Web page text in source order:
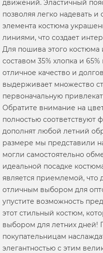
движений. Эластичный
позволяя легко надевать
элемента костюма
линиями, что создает
Для пошива этого костюма
составом 35% хлопка и
отличное качество и
выдерживает множество
первоначальную
Обратите внимание на
полностью соответствуют
дополнят любой летний
размере мы представили
могли самостоятельно
идеальной посадке
является приемлемой, что
отличным выбором для
упустите возможность
этот стильный костюм,
выбором для летних дней!
покупательницам
элегантностью с этим